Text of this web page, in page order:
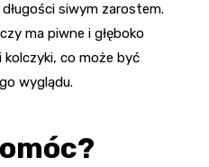
siwym zarostem.
ma piwne i głęboko
kolczyki, co może być
wyglądu.